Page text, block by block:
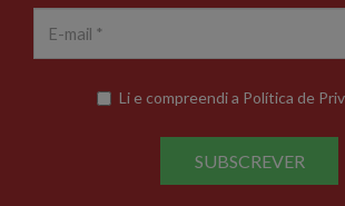
Li e compreendi a Política de
SUBSCREVER